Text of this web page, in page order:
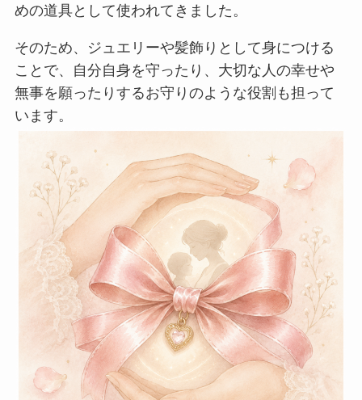
めの道具として使われてきました。
そのため、ジュエリーや髪飾りとして身につける
ことで、自分自身を守ったり、大切な人の幸せや
無事を願ったりするお守りのような役割も担って
います。